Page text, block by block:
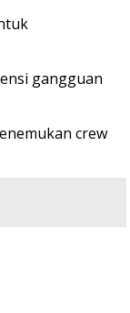
gangguan
crew